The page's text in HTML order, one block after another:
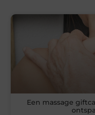
Een massage